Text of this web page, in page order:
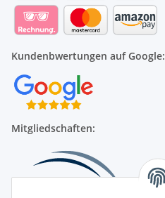
Kundenbwertungen auf Google:
Mitgliedschaften: